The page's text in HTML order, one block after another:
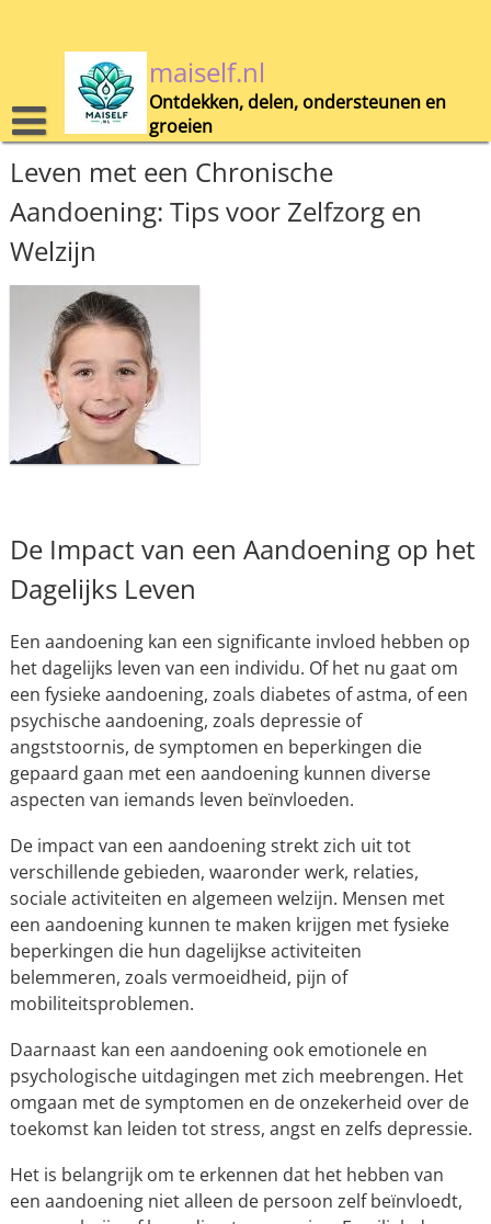
maiself.nl
Ontdekken, delen, ondersteunen en
groeien
Leven met een Chronische
Aandoening: Tips voor Zelfzorg en
Welzijn
De Impact van een Aandoening op het
Dagelijks Leven
Een aandoening kan een significante invloed hebben op
het dagelijks leven van een individu. Of het nu gaat om
een fysieke aandoening, zoals diabetes of astma, of een
psychische aandoening, zoals depressie of
angststoornis, de symptomen en beperkingen die
gepaard gaan met een aandoening kunnen diverse
aspecten van iemands leven beïnvloeden.
De impact van een aandoening strekt zich uit tot
verschillende gebieden, waaronder werk, relaties,
sociale activiteiten en algemeen welzijn. Mensen met
een aandoening kunnen te maken krijgen met fysieke
beperkingen die hun dagelijkse activiteiten
belemmeren, zoals vermoeidheid, pijn of
mobiliteitsproblemen.
Daarnaast kan een aandoening ook emotionele en
psychologische uitdagingen met zich meebrengen. Het
omgaan met de symptomen en de onzekerheid over de
toekomst kan leiden tot stress, angst en zelfs depressie.
Het is belangrijk om te erkennen dat het hebben van
een aandoening niet alleen de persoon zelf beïnvloedt,